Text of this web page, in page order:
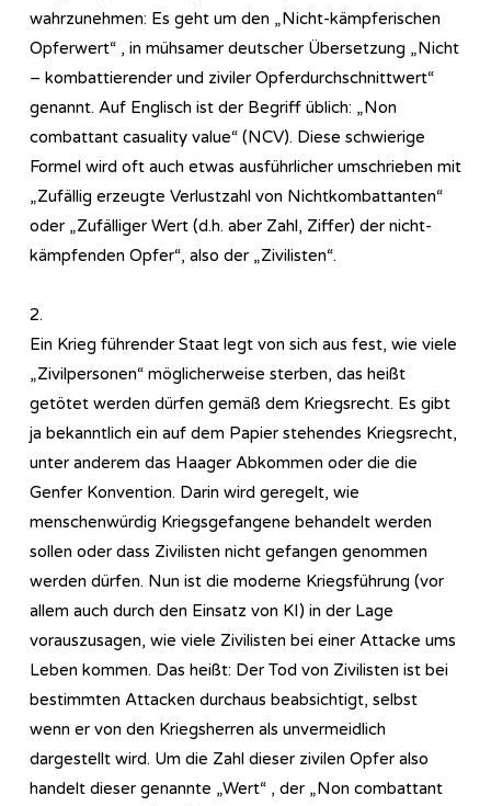
wahrzunehmen: Es geht um den „Nicht-kämpferischen
Opferwert“ , in mühsamer deutscher Übersetzung „Nicht
– kombattierender und ziviler Opferdurchschnittwert“
genannt. Auf Englisch ist der Begriff üblich: „Non
combattant casuality value“ (NCV). Diese schwierige
Formel wird oft auch etwas ausführlicher umschrieben mit
„Zufällig erzeugte Verlustzahl von Nichtkombattanten“
oder „Zufälliger Wert (d.h. aber Zahl, Ziffer) der nicht-
kämpfenden Opfer“, also der „Zivilisten“.
2.
Ein Krieg führender Staat legt von sich aus fest, wie viele
„Zivilpersonen“ möglicherweise sterben, das heißt
getötet werden dürfen gemäß dem Kriegsrecht. Es gibt
ja bekanntlich ein auf dem Papier stehendes Kriegsrecht,
unter anderem das Haager Abkommen oder die die
Genfer Konvention. Darin wird geregelt, wie
menschenwürdig Kriegsgefangene behandelt werden
sollen oder dass Zivilisten nicht gefangen genommen
werden dürfen. Nun ist die moderne Kriegsführung (vor
allem auch durch den Einsatz von KI) in der Lage
vorauszusagen, wie viele Zivilisten bei einer Attacke ums
Leben kommen. Das heißt: Der Tod von Zivilisten ist bei
bestimmten Attacken durchaus beabsichtigt, selbst
wenn er von den Kriegsherren als unvermeidlich
dargestellt wird. Um die Zahl dieser zivilen Opfer also
handelt dieser genannte „Wert“ , der „Non combattant